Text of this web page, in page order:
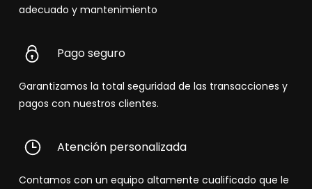
adecuado y mantenimiento
Pago seguro
Garantizamos la total seguridad de las transacciones y
pagos con nuestros clientes.
Atención personalizada
Contamos con un equipo altamente cualificado que le